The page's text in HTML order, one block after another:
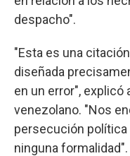
despacho".
"Esta es una
diseñada
en un error", explicó
venezolano. "Nos
persecución política
ninguna formalidad".